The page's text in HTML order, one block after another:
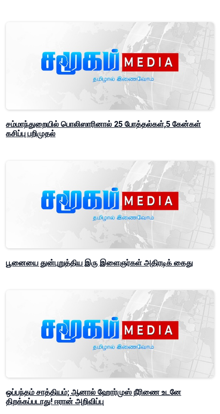
சம்மாந்துறையில் பொலிஸாரினால் 25 போத்தல்கள்,5 கேன்கள்
கசிப்பு பறிமுதல்
பூனையை துன்புறுத்திய இரு இளைஞர்கள் அதிரடிக் கைது
ஒப்பந்தம் சாத்தியம்; ஆனால் ஹோர்முஸ் நீரிணை உடனே
திறக்கப்படாது! ஈரான் அறிவிப்பு